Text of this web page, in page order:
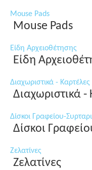
Mouse Pads
Mouse Pads
Είδη Αρχειοθέτησης
Είδη
Διαχωριστικά - Καρτέλες
Διαχωριστικά -
Δίσκοι Γραφείου-
Δίσκοι
Ζελατίνες
Ζελατίνες